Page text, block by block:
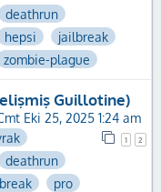
deathrun
hepsi
jailbreak
zombie-plague
Guillotine)
Eki 25, 2025 1:24 am
1 2
deathrun
pro